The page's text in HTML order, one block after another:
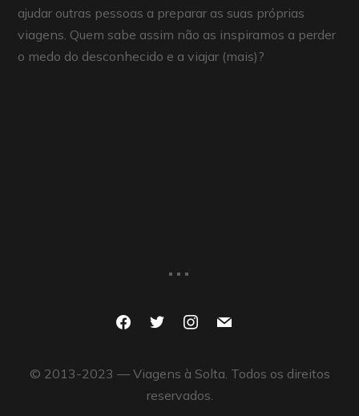
ajudar outras pessoas a preparar as suas próprias
viagens. Quem sabe assim não as inspiramos a perder
o medo do desconhecido e a viajar (mais)?
...
facebook
twitter instagram
mail
© 2013-2023 — Viagens à Solta. Todos os direitos
reservados.